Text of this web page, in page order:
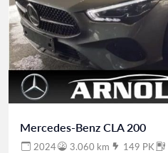
Mercedes-Benz CLA 200
2024 3.060 km 149 PK